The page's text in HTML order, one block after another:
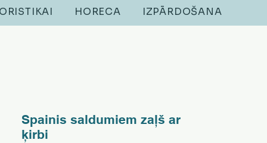
HORECA IZPĀRDOŠANA
Spainis saldumiem zaļš ar
ķirbi